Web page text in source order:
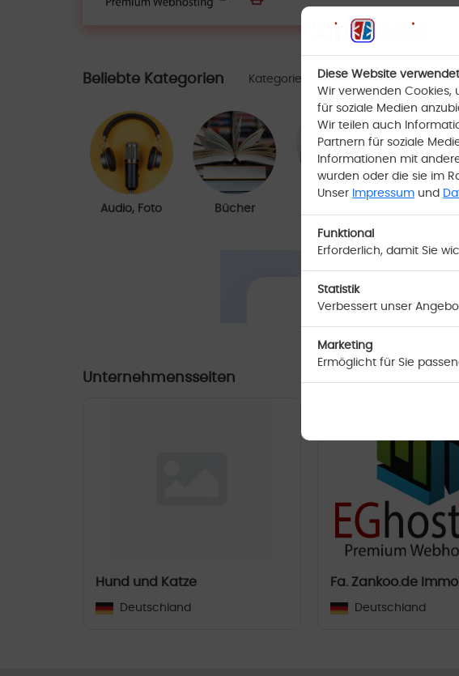
Beliebte Kategorien Kategorie auswählen Oder
Audio, Foto Bücher
Büro,
Schulbedarf
Unternehmensseiten
Hund und Katze
Deutschland Deutschland
Diese Website
Wir verwenden Cookies,
für soziale Medien
Wir teilen auch
Partnern für soziale
Informationen mit
wurden oder die sie im
Unser Impressum und
Funktional
Erforderlich, damit Sie
Statistik
Verbessert unser
Marketing
Ermöglicht für Sie